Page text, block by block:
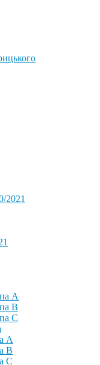
2021
A
B
C
A
B
C